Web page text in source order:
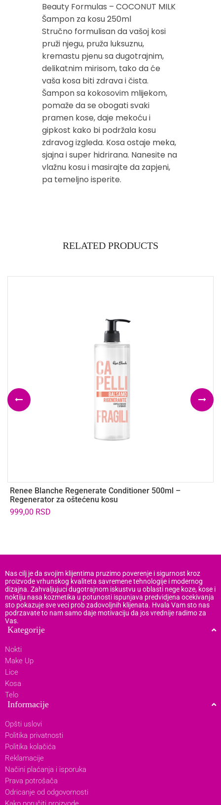
Beauty Formulas – COCONUT MILK
Šampon za kosu 250ml
Stručno formulisan da vašoj kosi
pruži njegu, pruža luksuznu,
kremastu pjenu sa dugotrajnim,
delikatnim mirisom, tako da će
vaša kosa biti zdrava i čista.
Šampon sa kokosovim mlijekom,
pomaže da se obogati svaki
pramen kose, daje mekoću i
gipkost kako bi podržala kosu
zdravog izgleda. Kosa ostaje meka,
sjajna i super hidrirana. Nanesite na
vlažnu kosu i masirajte da zapjeni,
pa temeljno isperite.
RELATED PRODUCTS
Renee Blanche Regenerate Conditioner 500ml –
Regenerator za oštećenu kosu
999,00 RSD
Nas cilj je da svojim klijentima pruzimo poverenje i sigurnost kroz
proizvode vrhunskog kvaliteta savremene tehnologije i modernog
dizajna. Zahvaljujuci dugotrajnom iskustvu u oblasti nege koze, kose i
noktiju nasa kozmetika u potunosti ispunjava predvidjena ocekivanja
sto pokazuje sve veci prob zadovoljnih klijenata. Hvala Vam sto nas
podrzavate to nam samo daje motivaciju da jos vrednije radimo za
Vas.
Kategorije
Nokti
Make Up
Lice
Kosa
Telo
Informacije
Opšti uslovi
Politika privatnosti
Politika kolačića
Reklamacije
Načini plaćanja i isporuka
Prava potrošača
Odricanje od odgovornosti